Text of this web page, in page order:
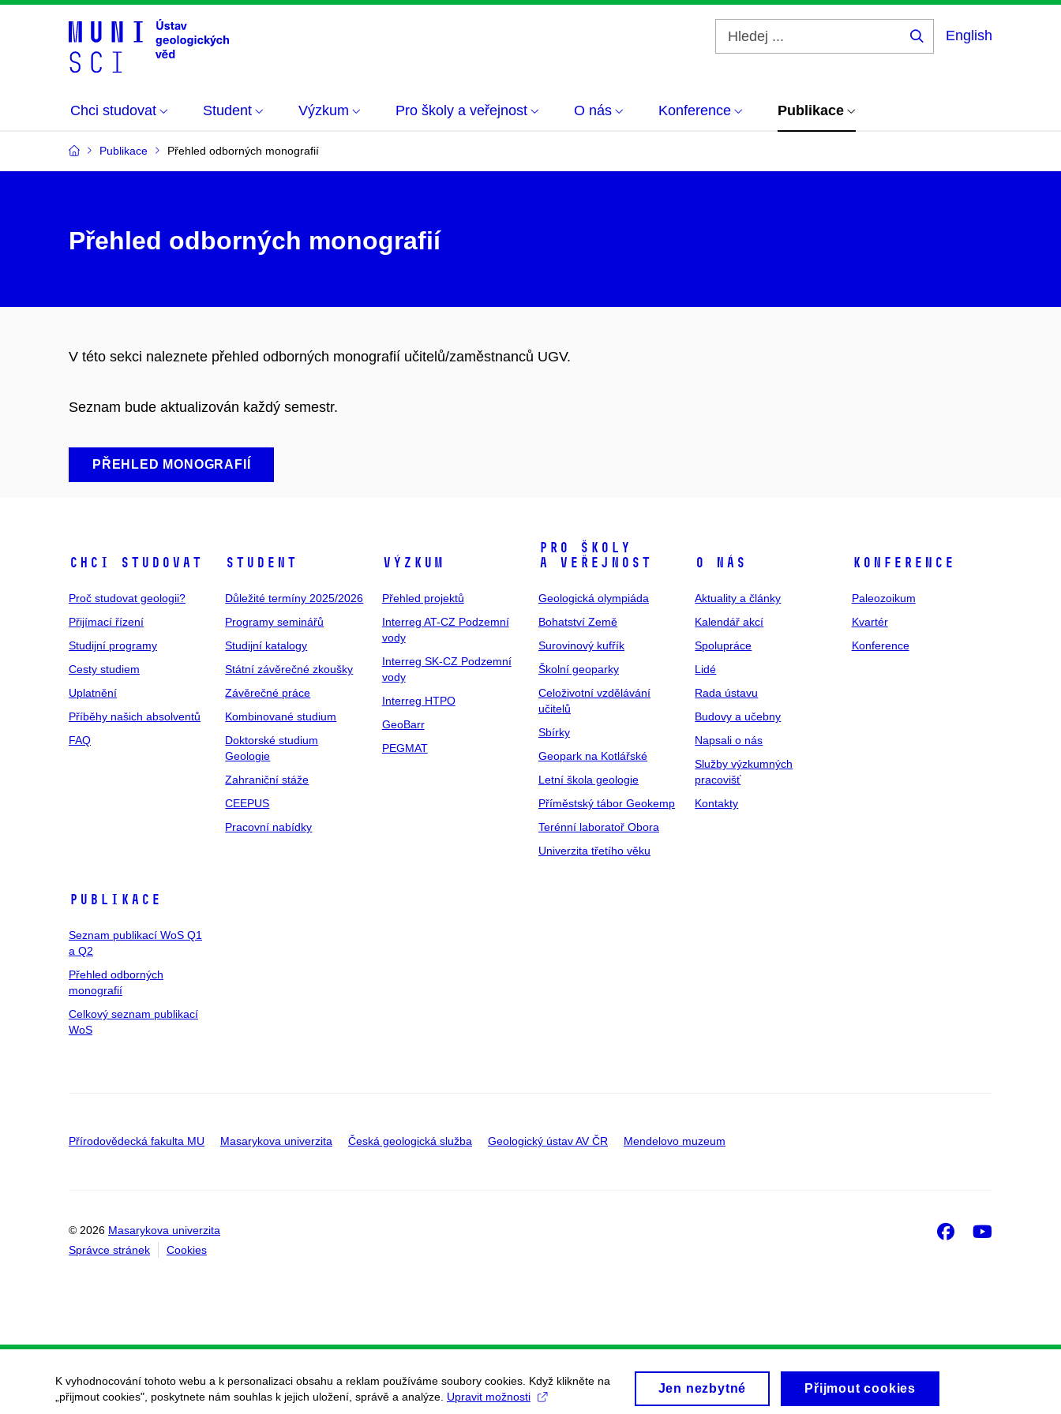
English
Chci studovat Student Výzkum Pro školy a veřejnost O nás Konference Publikace
Publikace Přehled odborných monografií
Přehled odborných monografií
V této sekci naleznete přehled odborných monografií učitelů/zaměstnanců UGV.
Seznam bude aktualizován každý semestr.
PŘEHLED MONOGRAFIÍ
Chci studovat
Proč studovat geologii?
Přijímací řízení
Studijní programy
Cesty studiem
Uplatnění
Příběhy našich absolventů
FAQ
Student
Důležité termíny 2025/2026
Programy seminářů
Studijní katalogy
Státní závěrečné zkoušky
Závěrečné práce
Kombinované studium
Doktorské studium
Geologie
Zahraniční stáže
CEEPUS
Pracovní nabídky
Výzkum
Přehled projektů
Interreg AT-CZ Podzemní
vody
Interreg SK-CZ Podzemní
vody
Interreg HTPO
GeoBarr
PEGMAT
Pro školy
a veřejnost
Geologická olympiáda
Bohatství Země
Surovinový kufřík
Školní geoparky
Celoživotní vzdělávání
učitelů
Sbírky
Geopark na Kotlářské
Letní škola geologie
Příměstský tábor Geokemp
Terénní laboratoř Obora
Univerzita třetího věku
O nás
Aktuality a články
Kalendář akcí
Spolupráce
Lidé
Rada ústavu
Budovy a učebny
Napsali o nás
Služby výzkumných
pracovišť
Kontakty
Konference
Paleozoikum
Kvartér
Konference
Publikace
Seznam publikací WoS Q1
a Q2
Přehled odborných
monografií
Celkový seznam publikací
WoS
Přírodovědecká fakulta MU Masarykova univerzita Česká geologická služba Geologický ústav AV ČR Mendelovo muzeum
© 2026 Masarykova univerzita
Správce stránek
Cookies
Facebook
K vyhodnocování tohoto webu a k personalizaci obsahu a reklam používáme soubory cookies. Když klikněte na
„přijmout cookies", poskytnete nám souhlas k jejich uložení, správě a analýze. Upravit možnosti
Jen nezbytné Přijmout cookies